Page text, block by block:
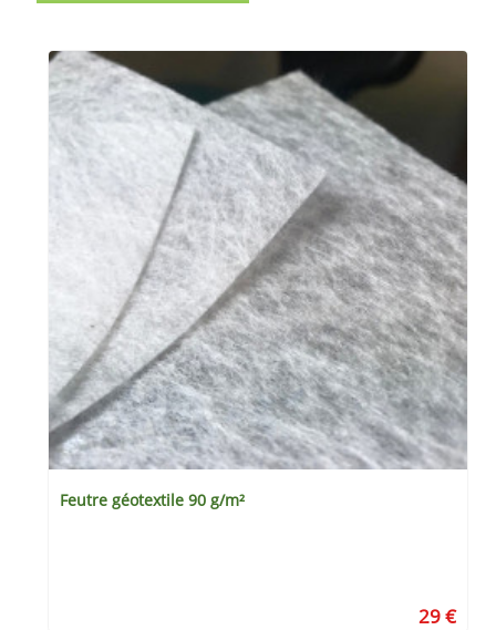
Feutre géotextile 90 g/m²
29 €